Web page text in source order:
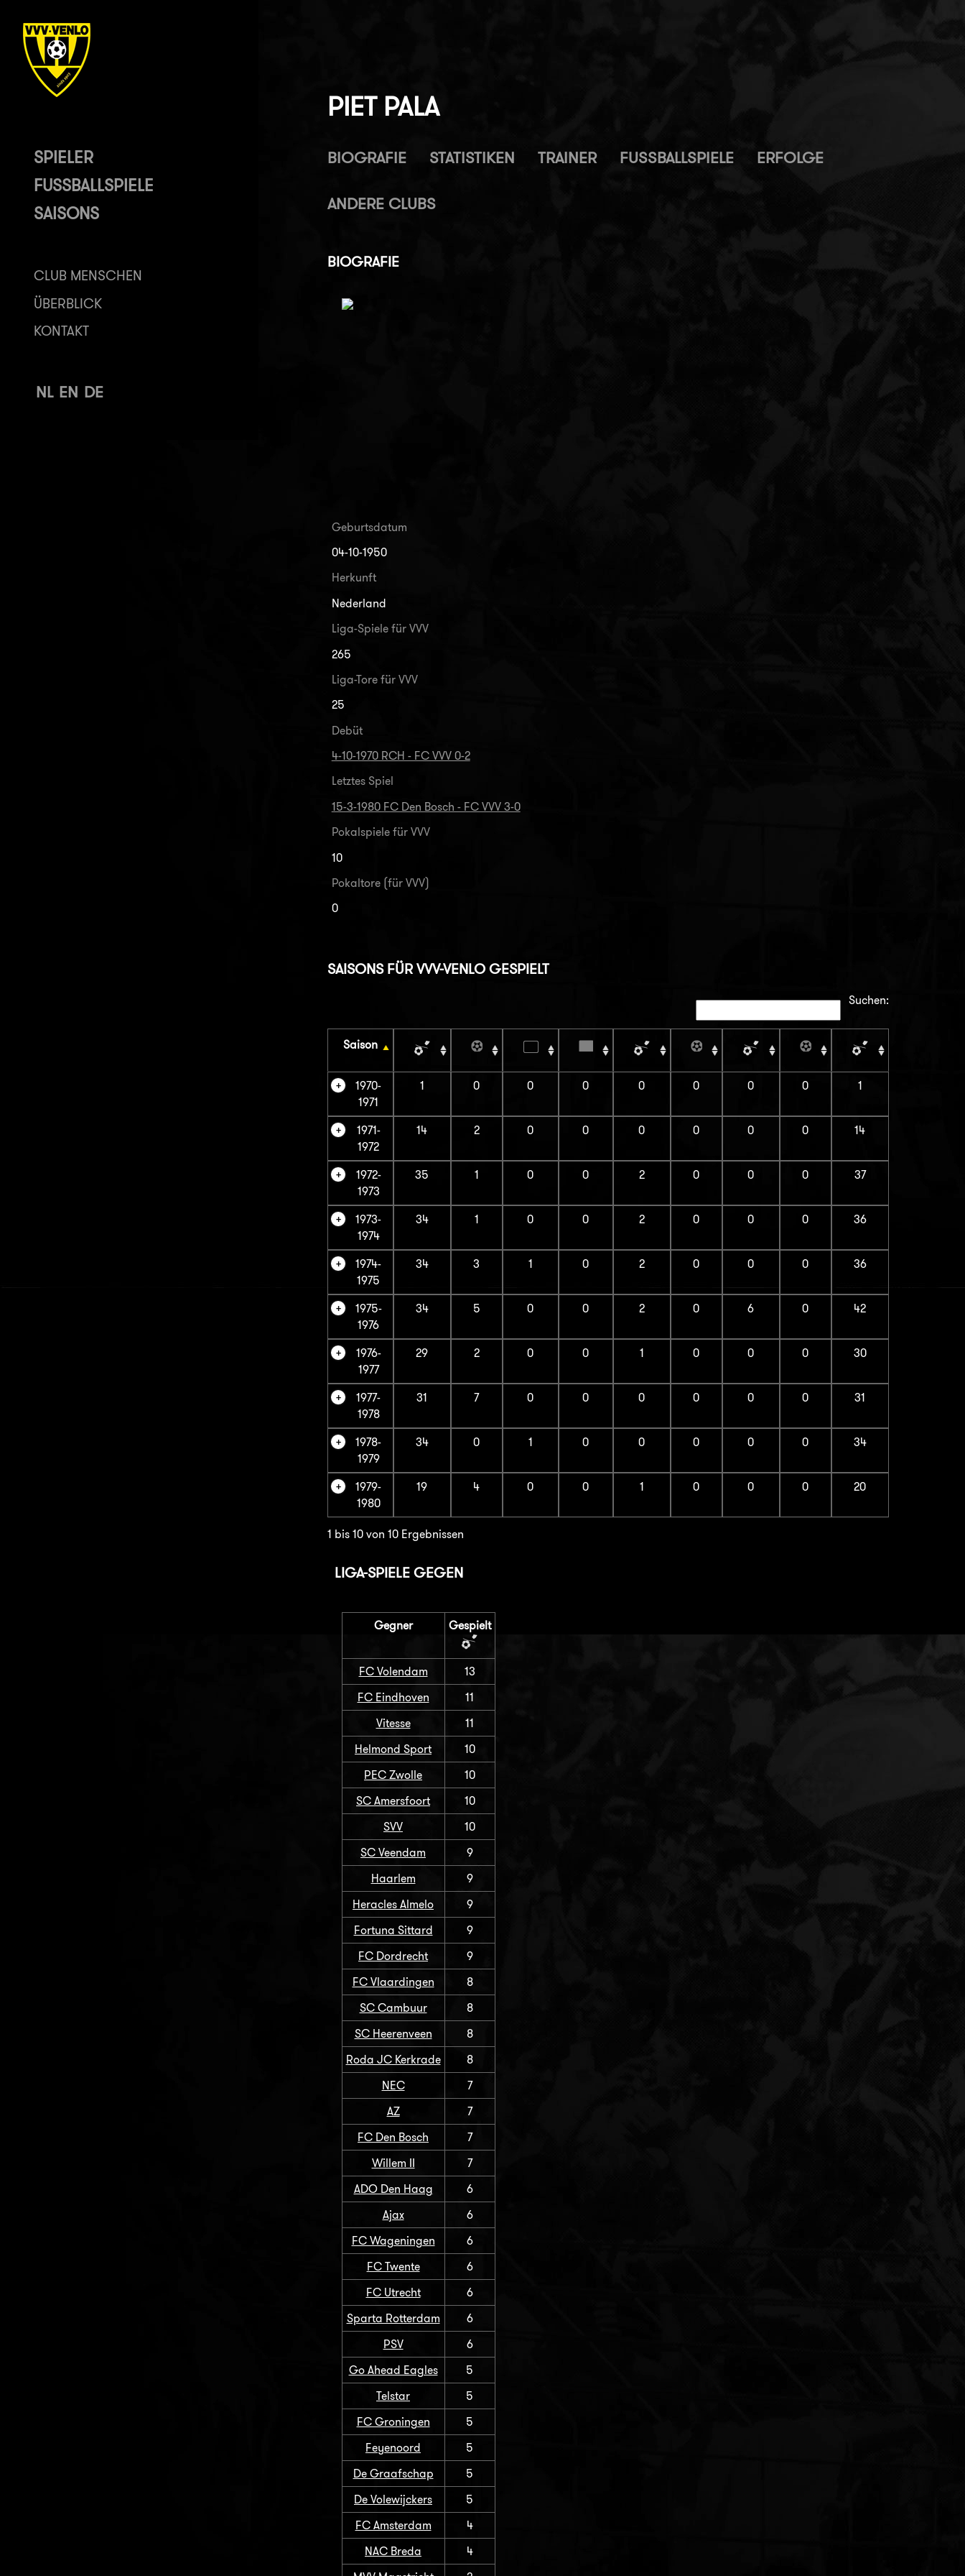
SPIELER
FUSSBALLSPIELE
SAISONS
CLUB MENSCHEN
ÜBERBLICK
KONTAKT
NL EN DE
PIET PALA
BIOGRAFIE STATISTIKEN TRAINER FUSSBALLSPIELE ERFOLGE
ANDERE CLUBS
BIOGRAFIE
Geburtsdatum
04-10-1950
Herkunft
Nederland
Liga-Spiele für VVV
265
Liga-Tore für VVV
25
Debüt
4-10-1970 RCH - FC VVV 0-2
Letztes Spiel
15-3-1980 FC Den Bosch - FC VVV 3-0
Pokalspiele für VVV
10
Pokaltore (für VVV)
0
SAISONS FÜR VVV-VENLO GESPIELT
Suchen:
Saison
1970-
1971
1 0 0 0 0 0 0 0 1
1971-
1972
14 2 0 0 0 0 0 0 14
1972-
1973
35 1 0 0 2 0 0 0 37
1973-
1974
34 1 0 0 2 0 0 0 36
1974-
1975
34 3 1 0 2 0 0 0 36
1975-
1976
34 5 0 0 2 0 6 0 42
1976-
1977
29 2 0 0 1 0 0 0 30
1977-
1978
31 7 0 0 0 0 0 0 31
1978-
1979
34 0 1 0 0 0 0 0 34
1979-
1980
19 4 0 0 1 0 0 0 20
1 bis 10 von 10 Ergebnissen
LIGA-SPIELE GEGEN
Gegner Gespielt
FC Volendam
13
FC Eindhoven
11
Vitesse
11
Helmond Sport
10
PEC Zwolle
10
SC Amersfoort
10
SVV
10
SC Veendam
9
Haarlem
9
Heracles Almelo
9
Fortuna Sittard
9
FC Dordrecht
9
FC Vlaardingen
8
SC Cambuur
8
SC Heerenveen
8
Roda JC Kerkrade
8
NEC
7
AZ
7
FC Den Bosch
7
Willem II
7
ADO Den Haag
6
Ajax
6
FC Wageningen
6
FC Twente
6
FC Utrecht
6
Sparta Rotterdam
6
PSV
6
Go Ahead Eagles
5
Telstar
5
FC Groningen
5
Feyenoord
5
De Graafschap
5
De Volewijckers
5
FC Amsterdam
4
NAC Breda
4